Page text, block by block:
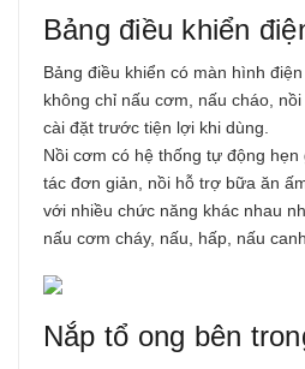
Bảng điều khiển
Bảng điều khiển có màn hình
không chỉ nấu cơm, nấu cháo,
cài đặt trước tiện lợi khi dùng.
Nồi cơm có hệ thống tự động
tác đơn giản, nồi hỗ trợ bữa ăn
với nhiều chức năng khác nhau
nấu cơm cháy, nấu, hấp, nấu
Nắp tổ ong bên